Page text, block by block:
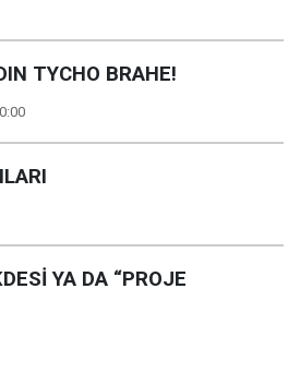
TYCHO BRAHE!
YA DA “PROJE